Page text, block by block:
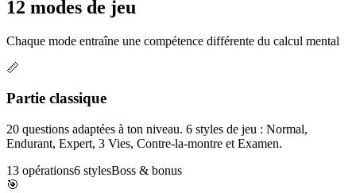
12 modes de jeu
Chaque mode entraîne une compétence différente du calcul mental
📏
Partie classique
20 questions adaptées à ton niveau. 6 styles de jeu : Normal,
Endurant, Expert, 3 Vies, Contre-la-montre et Examen.
13 opérations6 stylesBoss & bonus
🎯